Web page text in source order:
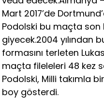
Mart 2017’de
Podolski bu maçta son
giyecek.2004 yılından
formasını terleten
maçta fileleleri 48 kez
Podolski, Milli takımla
boy gösterdi.